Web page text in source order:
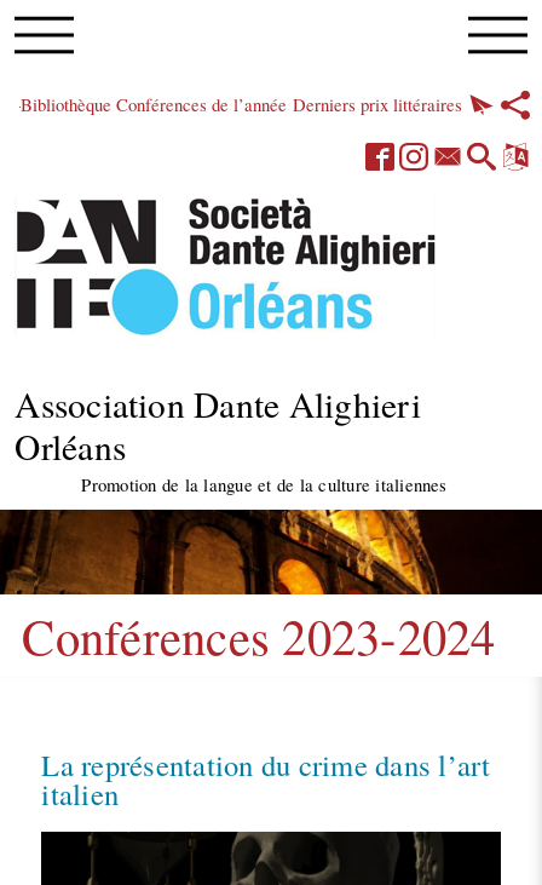
Bibliothèque Conférences de l’année Derniers prix littéraires
Association Dante Alighieri
Orléans
Promotion de la langue et de la culture italiennes
Conférences 2023-2024
La représentation du crime dans l’art
italien